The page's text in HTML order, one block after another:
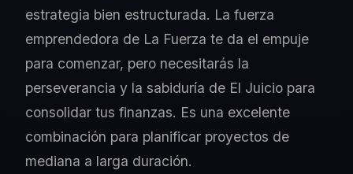
estrategia bien estructurada. La fuerza
emprendedora de La Fuerza te da el empuje
para comenzar, pero necesitarás la
perseverancia y la sabiduría de El Juicio para
consolidar tus finanzas. Es una excelente
combinación para planificar proyectos de
mediana a larga duración.